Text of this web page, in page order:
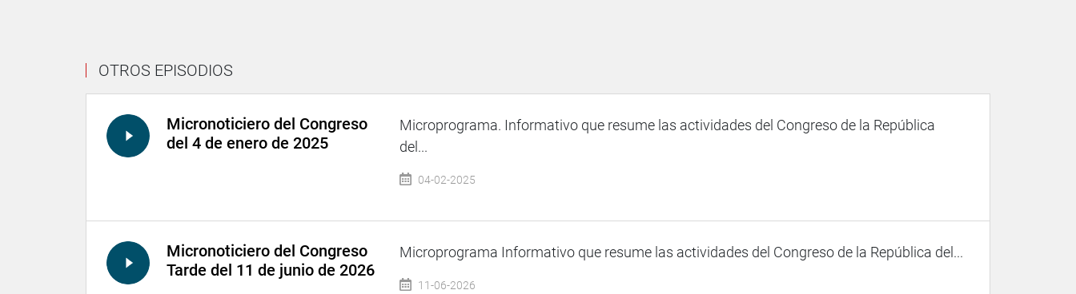
OTROS EPISODIOS
Micronoticiero del Congreso
del 4 de enero de 2025
Microprograma. Informativo que resume las actividades del Congreso de la República
del...
04-02-2025
Micronoticiero del Congreso
Tarde del 11 de junio de 2026
Microprograma Informativo que resume las actividades del Congreso de la República del...
11-06-2026